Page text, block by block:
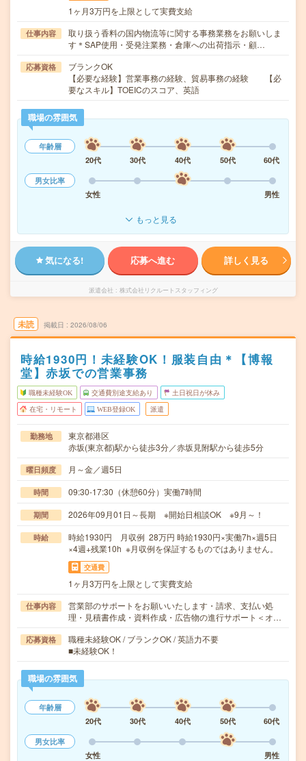
1ヶ月3万円を上限として実費支給
仕事内容
取り扱う香料の国内物流等に関する事務業務をお願いしま
す＊SAP使用・受発注業務・倉庫への出荷指示・顧…
応募資格
ブランクOK
【必要な経験】営業事務の経験、貿易事務の経験 【必
要なスキル】TOEICのスコア、英語
職場の雰囲気
年齢層
20代
30代 40代 50代
60代
男女比率
女性
男性
もっと見る
気になる! 応募へ進む 詳しく見る
派遣会社 株式会社リクルートスタッフィング
未読 掲載日 2026/08/06
時給1930円！未経験OK！服装自由＊【博報
堂】赤坂での営業事務
職種未経験OK 交通費別途支給あり 土日祝日が休み
在宅・リモート WEB登録OK 派遣
勤務地
東京都港区
赤坂(東京都)駅から徒歩3分／赤坂見附駅から徒歩5分
曜日頻度 月～金／週5日
時間 09:30-17:30（休憩60分）実働7時間
期間 2026年09月01日～長期 ※開始日相談OK ※9月～！
時給
時給1930円 月収例 28万円 時給1930円×実働7h×週5日
×4週+残業10h ※月収例を保証するものではありません。
交通費
1ヶ月3万円を上限として実費支給
仕事内容
営業部のサポートをお願いいたします・請求、支払い処
理・見積書作成・資料作成・広告物の進行サポート＜オ…
応募資格
職種未経験OK / ブランクOK / 英語力不要
■未経験OK！
職場の雰囲気
年齢層
20代
30代 40代 50代
60代
男女比率
女性
男性